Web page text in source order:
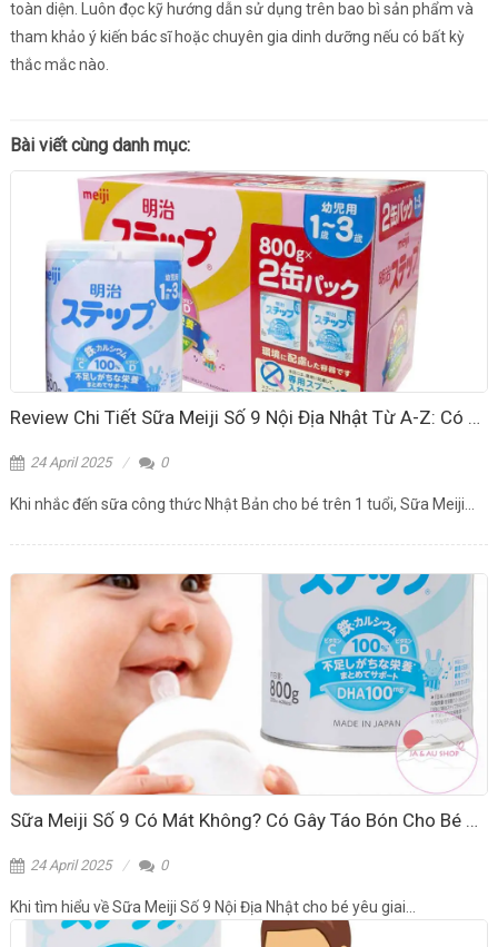
toàn diện. Luôn đọc kỹ hướng dẫn sử dụng trên bao bì sản phẩm và
tham khảo ý kiến bác sĩ hoặc chuyên gia dinh dưỡng nếu có bất kỳ
thắc mắc nào.
Bài viết cùng danh mục:
Review Chi Tiết Sữa Meiji Số 9 Nội Địa Nhật Từ A-Z: Có Thực Sự Tốt Như Lời Đồn?
24 April 2025 0
Khi nhắc đến sữa công thức Nhật Bản cho bé trên 1 tuổi, Sữa Meiji...
Sữa Meiji Số 9 Có Mát Không? Có Gây Táo Bón Cho Bé 1-3 Tuổi?
24 April 2025 0
Khi tìm hiểu về Sữa Meiji Số 9 Nội Địa Nhật cho bé yêu giai...